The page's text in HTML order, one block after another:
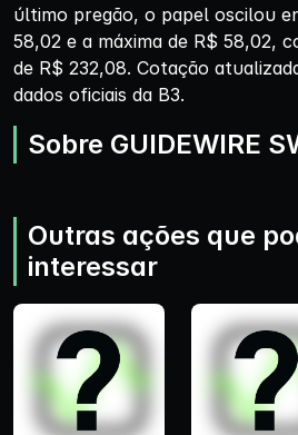
último pregão, o papel oscilou
58,02 e a máxima de R$ 58,02,
de R$ 232,08. Cotação
dados oficiais da B3.
Sobre GUIDEWIRE
Outras ações que
interessar